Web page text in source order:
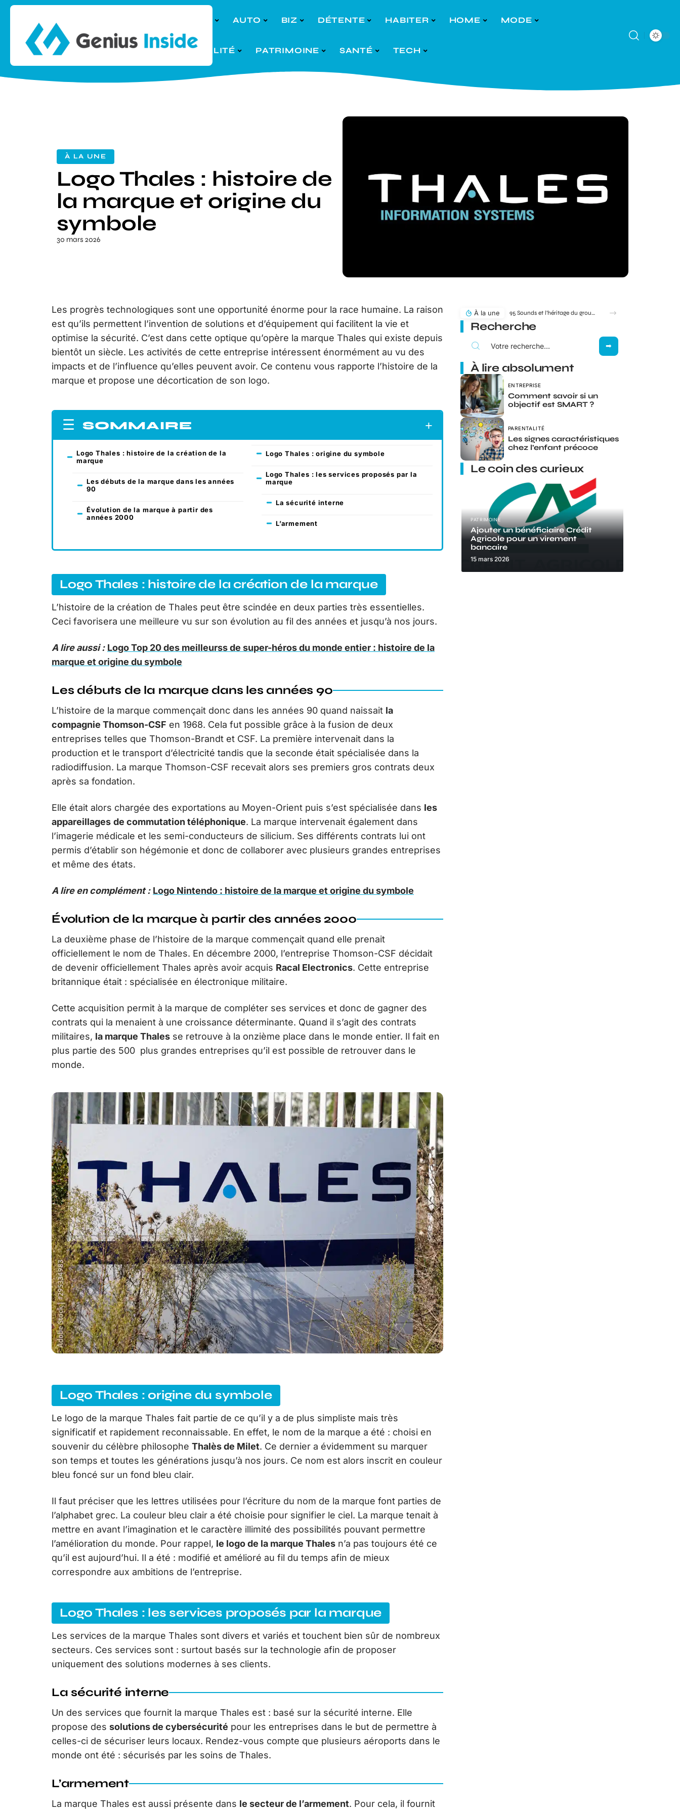
AUTO BIZ DÉTENTE HABITER HOME MODE
PARENTALITÉ PATRIMOINE SANTÉ TECH
À LA UNE
Logo Thales : histoire de
la marque et origine du
symbole
30 mars 2026
Les progrès technologiques sont une opportunité énorme pour la race humaine. La raison
est qu’ils permettent l’invention de solutions et d’équipement qui facilitent la vie et
optimise la sécurité. C’est dans cette optique qu’opère la marque Thales qui existe depuis
bientôt un siècle. Les activités de cette entreprise intéressent énormément au vu des
impacts et de l’influence qu’elles peuvent avoir. Ce contenu vous rapporte l’histoire de la
marque et propose une décortication de son logo.
SOMMAIRE
Logo Thales : histoire de la création de la
marque
Les débuts de la marque dans les années
90
Évolution de la marque à partir des
années 2000
Logo Thales : origine du symbole
Logo Thales : les services proposés par la
marque
La sécurité interne
L’armement
Logo Thales : histoire de la création de la marque
L’histoire de la création de Thales peut être scindée en deux parties très essentielles.
Ceci favorisera une meilleure vu sur son évolution au fil des années et jusqu’à nos jours.
A lire aussi : Logo Top 20 des meilleurss de super-héros du monde entier : histoire de la
marque et origine du symbole
Les débuts de la marque dans les années 90
L’histoire de la marque commençait donc dans les années 90 quand naissait la
compagnie Thomson-CSF en 1968. Cela fut possible grâce à la fusion de deux
entreprises telles que Thomson-Brandt et CSF. La première intervenait dans la
production et le transport d’électricité tandis que la seconde était spécialisée dans la
radiodiffusion. La marque Thomson-CSF recevait alors ses premiers gros contrats deux
après sa fondation.
Elle était alors chargée des exportations au Moyen-Orient puis s’est spécialisée dans les
appareillages de commutation téléphonique. La marque intervenait également dans
l’imagerie médicale et les semi-conducteurs de silicium. Ses différents contrats lui ont
permis d’établir son hégémonie et donc de collaborer avec plusieurs grandes entreprises
et même des états.
A lire en complément : Logo Nintendo : histoire de la marque et origine du symbole
Évolution de la marque à partir des années 2000
La deuxième phase de l’histoire de la marque commençait quand elle prenait
officiellement le nom de Thales. En décembre 2000, l’entreprise Thomson-CSF décidait
de devenir officiellement Thales après avoir acquis Racal Electronics. Cette entreprise
britannique était : spécialisée en électronique militaire.
Cette acquisition permit à la marque de compléter ses services et donc de gagner des
contrats qui la menaient à une croissance déterminante. Quand il s’agit des contrats
militaires, la marque Thales se retrouve à la onzième place dans le monde entier. Il fait en
plus partie des 500 plus grandes entreprises qu’il est possible de retrouver dans le
monde.
Logo Thales : origine du symbole
Le logo de la marque Thales fait partie de ce qu’il y a de plus simpliste mais très
significatif et rapidement reconnaissable. En effet, le nom de la marque a été : choisi en
souvenir du célèbre philosophe Thalès de Milet. Ce dernier a évidemment su marquer
son temps et toutes les générations jusqu’à nos jours. Ce nom est alors inscrit en couleur
bleu foncé sur un fond bleu clair.
Il faut préciser que les lettres utilisées pour l’écriture du nom de la marque font parties de
l’alphabet grec. La couleur bleu clair a été choisie pour signifier le ciel. La marque tenait à
mettre en avant l’imagination et le caractère illimité des possibilités pouvant permettre
l’amélioration du monde. Pour rappel, le logo de la marque Thales n’a pas toujours été ce
qu’il est aujourd’hui. Il a été : modifié et amélioré au fil du temps afin de mieux
correspondre aux ambitions de l’entreprise.
Logo Thales : les services proposés par la marque
Les services de la marque Thales sont divers et variés et touchent bien sûr de nombreux
secteurs. Ces services sont : surtout basés sur la technologie afin de proposer
uniquement des solutions modernes à ses clients.
La sécurité interne
Un des services que fournit la marque Thales est : basé sur la sécurité interne. Elle
propose des solutions de cybersécurité pour les entreprises dans le but de permettre à
celles-ci de sécuriser leurs locaux. Rendez-vous compte que plusieurs aéroports dans le
monde ont été : sécurisés par les soins de Thales.
L’armement
La marque Thales est aussi présente dans le secteur de l’armement. Pour cela, il fournit
À la une 95 Sounds et l’héritage du groupe 1995 : filiation ou simple clin d’œil ?
Recherche
À lire absolument
ENTREPRISE
Comment savoir si un
objectif est SMART ?
PARENTALITÉ
Les signes caractéristiques
chez l’enfant précoce
Le coin des curieux
PATRIMOINE
Ajouter un bénéficiaire Crédit
Agricole pour un virement
bancaire
15 mars 2026